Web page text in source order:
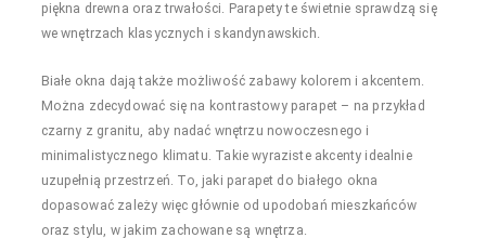
piękna drewna oraz trwałości. Parapety te świetnie sprawdzą się
we wnętrzach klasycznych i skandynawskich.
Białe okna dają także możliwość zabawy kolorem i akcentem.
Można zdecydować się na kontrastowy parapet – na przykład
czarny z granitu, aby nadać wnętrzu nowoczesnego i
minimalistycznego klimatu. Takie wyraziste akcenty idealnie
uzupełnią przestrzeń. To, jaki parapet do białego okna
dopasować zależy więc głównie od upodobań mieszkańców
oraz stylu, w jakim zachowane są wnętrza.